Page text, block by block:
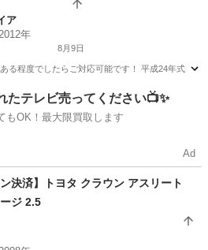
ア
年
8月9日
る程度でしたらご対応可能です！ 平成24年式
ア トヨタヴォクシー
たテレビ売ってください📺✨
もOK！最大限買取します
Ad
ン決済】トヨタ クラウン アスリート
ジ 2.5